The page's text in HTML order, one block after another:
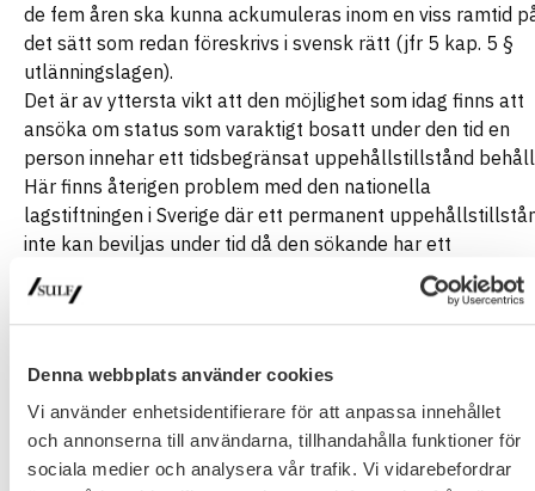
Denna webbplats använder cookies
Vi använder enhetsidentifierare för att anpassa innehållet
och annonserna till användarna, tillhandahålla funktioner för
sociala medier och analysera vår trafik. Vi vidarebefordrar
de fem åren ska kunna ackumuleras inom en viss ramtid
det sätt som redan föreskrivs i svensk rätt (jfr 5 kap. 5 §
utlänningslagen).
Det är av yttersta vikt att den möjlighet som idag finns att
ansöka om status som varaktigt bosatt under den tid en
person innehar ett tidsbegränsat uppehållstillstånd
Här finns återigen problem med den nationella
lagstiftningen i Sverige där ett permanent
inte kan beviljas under tid då den sökande har ett
tidsbegränsat uppehållstillstånd vilket leder till att den
berörda alltid kommer stå utan uppehållstillstånd under
tid då Migrationsverket kan avvisa ansökningar som inte
ut. SULF menar därför att ska finnas en möjlighet att byta
ett tidsbegränsat uppehållstillstånd mot ett permanent
uppehållstillstånd om kraven för detta är uppfyllda.
SULF välkomnar förslagen om kortare handläggningstider